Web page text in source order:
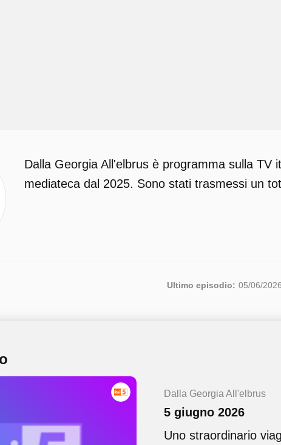
Dalla Georgia All'elbrus è programma sulla
mediateca dal 2025. Sono stati trasmessi un
Ultimo episodio: 05/06/
Dalla Georgia All'elbrus
5 giugno 2026
Uno straordinario